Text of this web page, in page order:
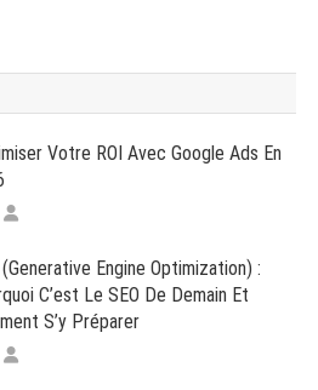
Votre ROI Avec Google Ads En
(Generative Engine Optimization) :
C’est Le SEO De Demain Et
S’y Préparer